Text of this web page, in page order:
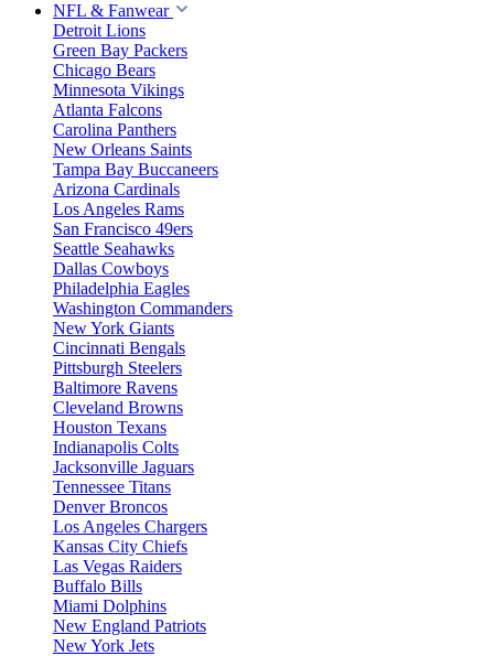
NFL & Fanwear
Detroit Lions
Green Bay Packers
Chicago Bears
Minnesota Vikings
Atlanta Falcons
Carolina Panthers
New Orleans Saints
Tampa Bay Buccaneers
Arizona Cardinals
Los Angeles Rams
San Francisco 49ers
Seattle Seahawks
Dallas Cowboys
Philadelphia Eagles
Washington Commanders
New York Giants
Cincinnati Bengals
Pittsburgh Steelers
Baltimore Ravens
Cleveland Browns
Houston Texans
Indianapolis Colts
Jacksonville Jaguars
Tennessee Titans
Denver Broncos
Los Angeles Chargers
Kansas City Chiefs
Las Vegas Raiders
Buffalo Bills
Miami Dolphins
New England Patriots
New York Jets